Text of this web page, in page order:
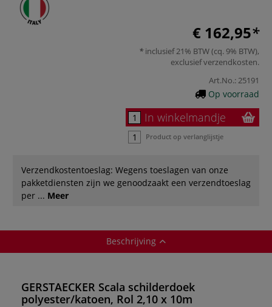
€ 162,95
inclusief 21% BTW (cq. 9% BTW),
exclusiefverzendkosten.
Art.No.:25191
Op voorraad
In winkelmandje
Product op verlanglijstje
Verzendkostentoeslag: Wegens toeslagen van onze
pakketdiensten zijn we genoodzaakt een verzendtoeslag
per ... Meer
Beschrijving
GERSTAECKER Scala schilderdoek
polyester/katoen, Rol 2,10 x 10m